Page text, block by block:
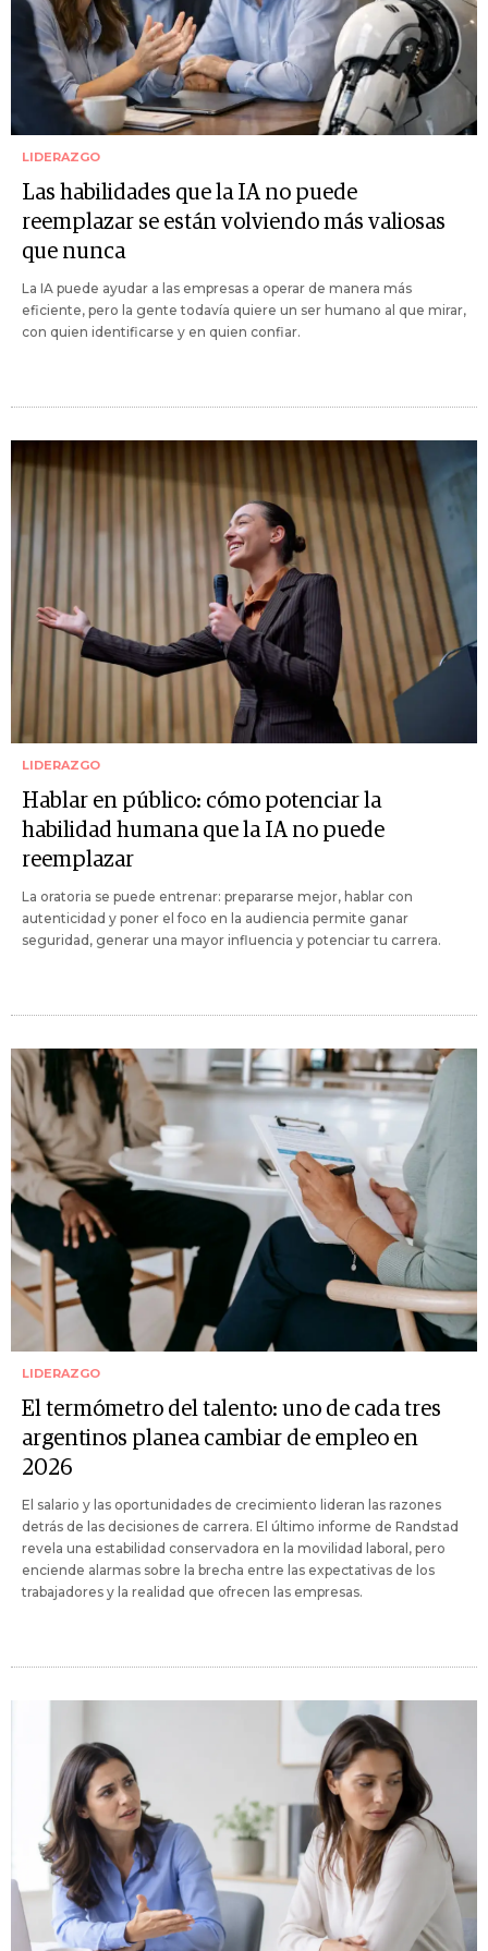
LIDERAZGO
Las habilidades que la IA no puede
reemplazar se están volviendo más valiosas
que nunca
La IA puede ayudar a las empresas a operar de manera más
eficiente, pero la gente todavía quiere un ser humano al que mirar,
con quien identificarse y en quien confiar.
LIDERAZGO
Hablar en público: cómo potenciar la
habilidad humana que la IA no puede
reemplazar
La oratoria se puede entrenar: prepararse mejor, hablar con
autenticidad y poner el foco en la audiencia permite ganar
seguridad, generar una mayor influencia y potenciar tu carrera.
LIDERAZGO
El termómetro del talento: uno de cada tres
argentinos planea cambiar de empleo en
2026
El salario y las oportunidades de crecimiento lideran las razones
detrás de las decisiones de carrera. El último informe de Randstad
revela una estabilidad conservadora en la movilidad laboral, pero
enciende alarmas sobre la brecha entre las expectativas de los
trabajadores y la realidad que ofrecen las empresas.